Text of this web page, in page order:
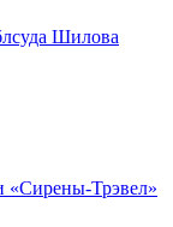
Шилова
«Сирены-Трэвел»